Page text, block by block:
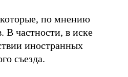
по мнению
частности, в иске
иностранных
съезда.